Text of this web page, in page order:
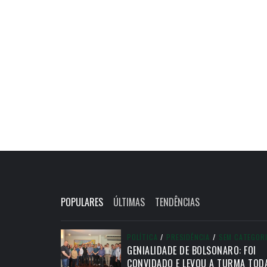
POPULARES ÚLTIMAS TENDÊNCIAS
POLÍTICA / PRESIDÊNCIA / SEM
GENIALIDADE DE BOLSONARO: FOI
CONVIDADO E LEVOU A TURMA